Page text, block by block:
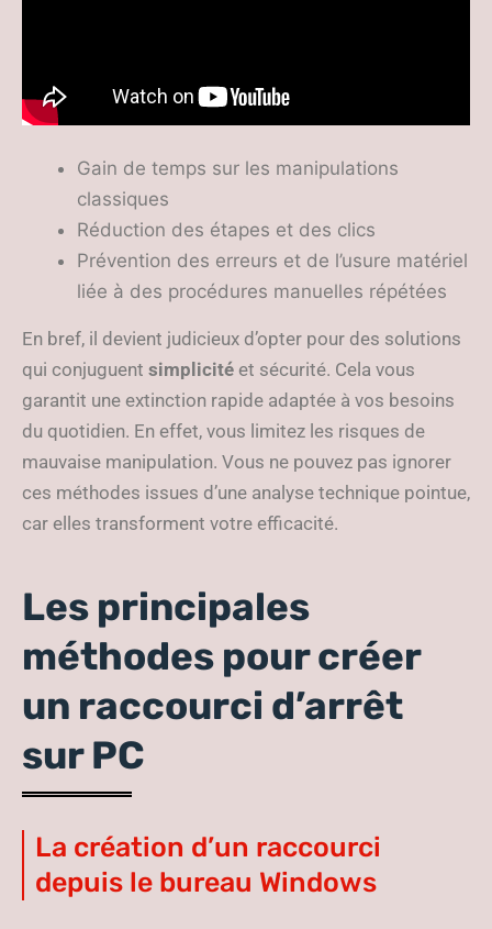
Gain de temps sur les manipulations
classiques
Réduction des étapes et des clics
Prévention des erreurs et de l’usure matériel
liée à des procédures manuelles répétées
En bref, il devient judicieux d’opter pour des solutions
qui conjuguent simplicité et sécurité. Cela vous
garantit une extinction rapide adaptée à vos besoins
du quotidien. En effet, vous limitez les risques de
mauvaise manipulation. Vous ne pouvez pas ignorer
ces méthodes issues d’une analyse technique pointue,
car elles transforment votre efficacité.
Les principales
méthodes pour créer
un raccourci d’arrêt
sur PC
La création d’un raccourci
depuis le bureau Windows